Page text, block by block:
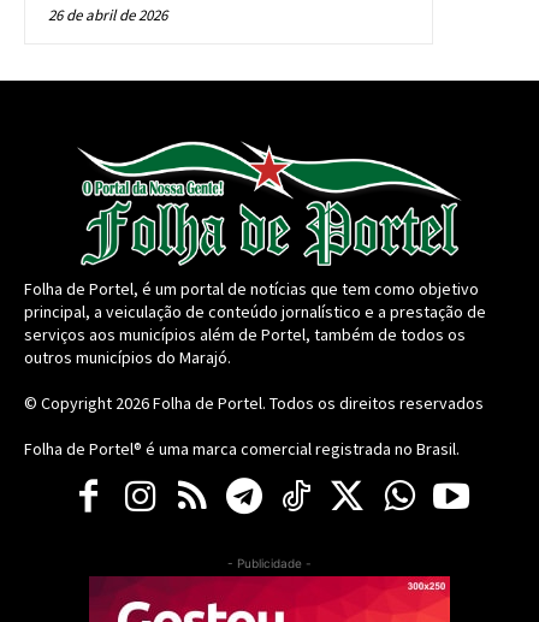
26 de abril de 2026
Folha de Portel, é um portal de notícias que tem como objetivo
principal, a veiculação de conteúdo jornalístico e a prestação de
serviços aos municípios além de Portel, também de todos os
outros municípios do Marajó.
© Copyright 2026Folha de Portel. Todos os direitos reservados
Folha de Portel® é uma marca comercial registrada no Brasil.
- Publicidade -